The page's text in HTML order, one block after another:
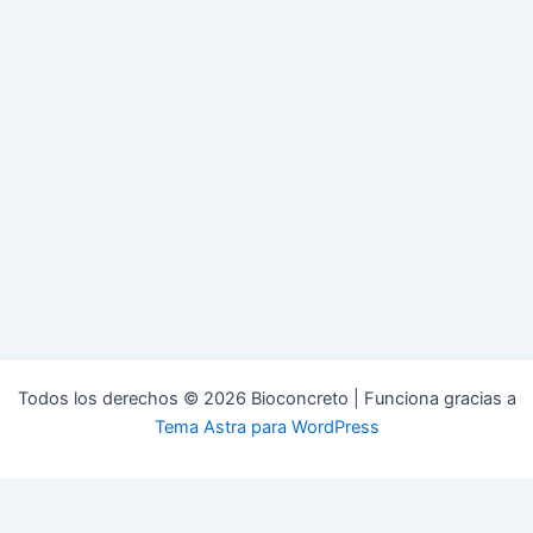
Todos los derechos © 2026 Bioconcreto | Funciona gracias a
Tema Astra para WordPress